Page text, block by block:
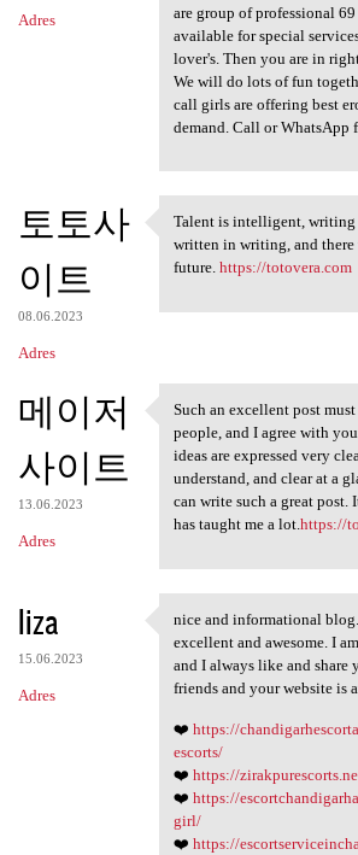
Adres
are group of professional
available for special
lover's. Then you are in
We will do lots of fun
call girls are offering best
demand. Call or WhatsApp
토토사
이트
08.06.2023
Adres
Talent is intelligent,
Talent is intelligent,
written in writing, and
future. https://totovera.com
메이저
사이트
13.06.2023
Adres
Such an excellent
Such an excellent post must
people, and I agree with
ideas are expressed very
understand, and clear at a
can write such a great
has taught me a lot.https://
liza
15.06.2023
Adres
nice and
nice and informational
excellent and awesome. I
and I always like and share
friends and your website is
❤️ https://
escorts/
❤️ https://
❤️ https://
girl/
❤️ https://